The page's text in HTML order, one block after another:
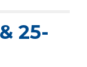
25-